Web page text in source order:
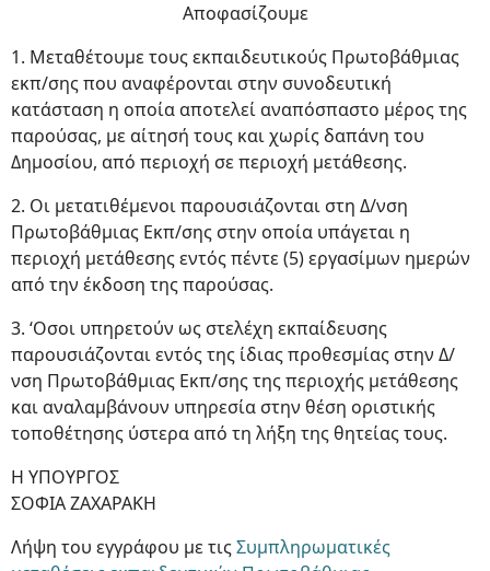
Αποφασίζουμε
1. Μεταθέτουμε τους εκπαιδευτικούς Πρωτοβάθμιας
εκπ/σης που αναφέρονται στην συνοδευτική
κατάσταση η οποία αποτελεί αναπόσπαστο μέρος της
παρούσας, με αίτησή τους και χωρίς δαπάνη του
Δημοσίου, από περιοχή σε περιοχή μετάθεσης.
2. Οι μετατιθέμενοι παρουσιάζονται στη Δ/νση
Πρωτοβάθμιας Εκπ/σης στην οποία υπάγεται η
περιοχή μετάθεσης εντός πέντε (5) εργασίμων ημερών
από την έκδοση της παρούσας.
3. ‘Οσοι υπηρετούν ως στελέχη εκπαίδευσης
παρουσιάζονται εντός της ίδιας προθεσμίας στην Δ/
νση Πρωτοβάθμιας Εκπ/σης της περιοχής μετάθεσης
και αναλαμβάνουν υπηρεσία στην θέση οριστικής
τοποθέτησης ύστερα από τη λήξη της θητείας τους.
Η ΥΠΟΥΡΓΟΣ
ΣΟΦΙΑ ΖΑΧΑΡΑΚΗ
Λήψη του εγγράφου με τιςΣυμπληρωματικές